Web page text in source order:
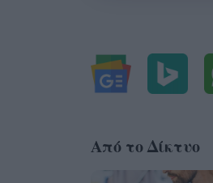
Από το Δίκτυο